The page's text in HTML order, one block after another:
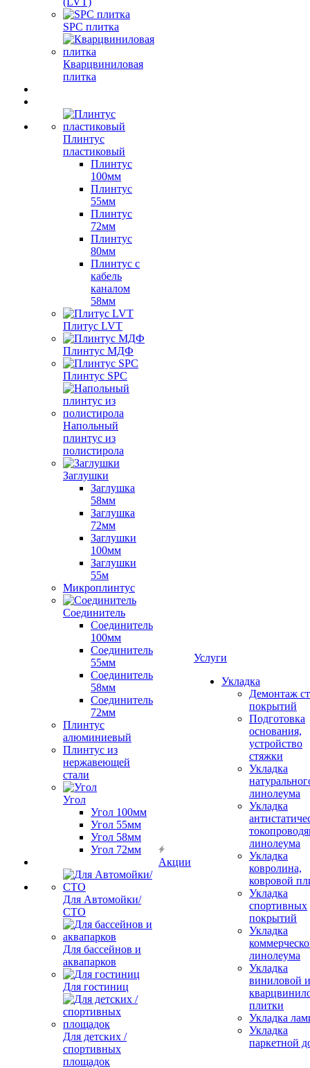
SPC плитка
Кварцвиниловая
плитка
Плинтус
пластиковый
Плинтус
100мм
Плинтус
55мм
Плинтус
72мм
Плинтус
80мм
Плинтус с
кабель
каналом
58мм
Плитус LVT
Плинтус МДФ
Плинтус SPC
Напольный
плинтус из
полистирола
Заглушки
Заглушка
58мм
Заглушка
72мм
Заглушки
100мм
Заглушки
55м
Микроплинтус
Соединитель
Соединитель
100мм
Соединитель
55мм
Соединитель
58мм
Соединитель
72мм
Плинтус
алюминиевый
Плинтус из
нержавеющей
стали
Угол
Угол 100мм
Угол 55мм
Угол 58мм
Угол 72мм
Для Автомойки/
СТО
Для бассейнов и
аквапарков
Для гостиниц
Для детских /
спортивных
площадок
Акции
Услуги
Укладка
Демонтаж
покрытий
Подготовка
основания,
устройство
стяжки
Укладка
линолеума
Укладка
линолеума
Укладка
ковролина,
ковровой
Укладка
спортивных
покрытий
Укладка
линолеума
Укладка
виниловой и
плитки
Укладка
Укладка
паркетной